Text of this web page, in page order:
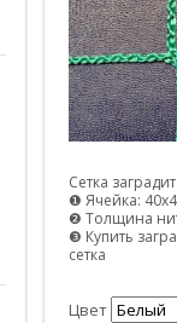
Сетка
❶ Ячейка:
❷ Толщина
❸ Купить
сетка
Цвет